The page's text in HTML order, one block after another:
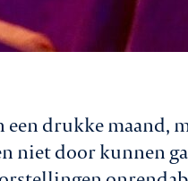
drukke maand,
niet door kunnen